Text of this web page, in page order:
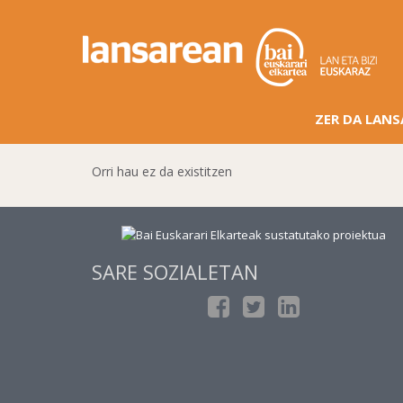
ZER DA
Orri hau ez da existitzen
SARE SOZIALETAN